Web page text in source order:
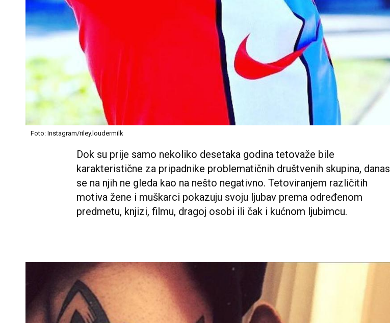
Foto: Instagram/riley.loudermilk
Dok su prije samo nekoliko desetaka godina tetovaže bile
karakteristične za pripadnike problematičnih društvenih skupina, danas
se na njih ne gleda kao na nešto negativno. Tetoviranjem različitih
motiva žene i muškarci pokazuju svoju ljubav prema određenom
predmetu, knjizi, filmu, dragoj osobi ili čak i kućnom ljubimcu.